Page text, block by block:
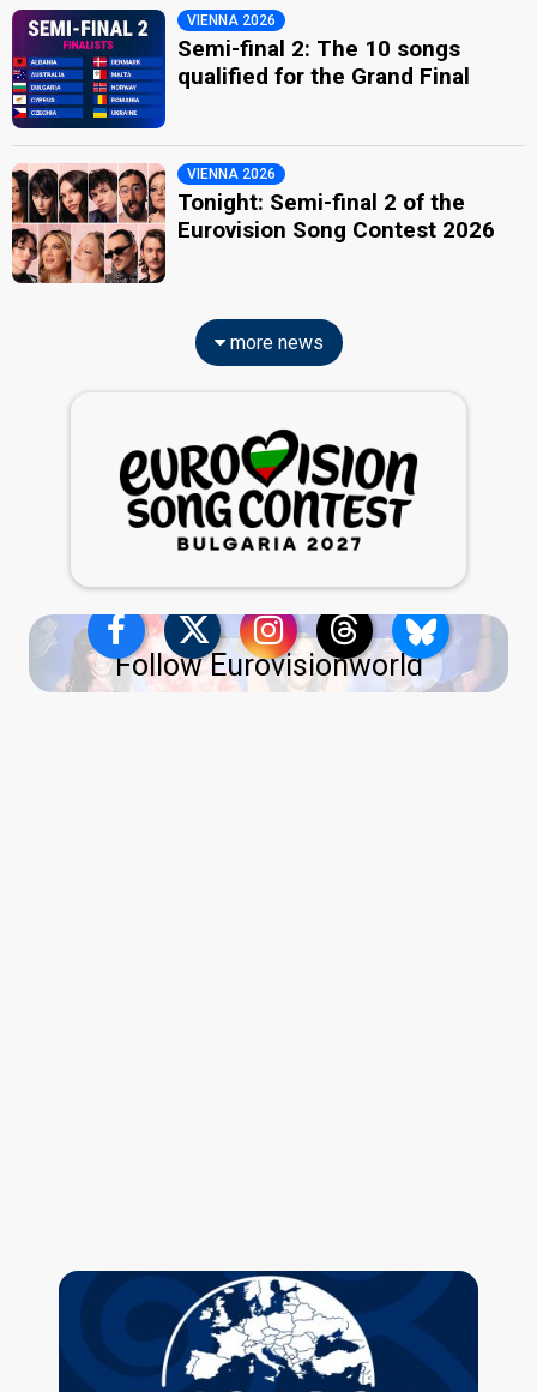
VIENNA 2026
Semi-final 2: The 10 songs
qualified for the Grand Final
VIENNA 2026
Tonight: Semi-final 2 of the
Eurovision Song Contest 2026
more news
Follow Eurovisionworld